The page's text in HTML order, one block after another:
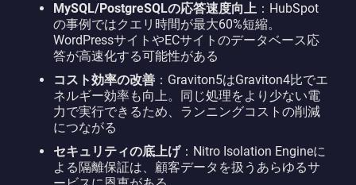
MySQL/PostgreSQLの応答速度向上 ：HubSpot
の事例ではクエリ時間が最大60%短縮。
WordPressサイトやECサイトのデータベース応
答が高速化する可能性がある
コスト効率の改善 ：Graviton5はGraviton4比でエ
ネルギー効率も向上。同じ処理をより少ない電
力で実行できるため、ランニングコストの削減
につながる
セキュリティの底上げ：Nitro Isolation Engineに
よる隔離保証は、顧客データを扱うあらゆるサ